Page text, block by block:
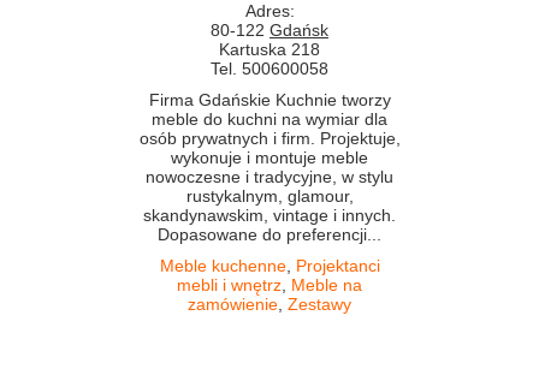
Adres:
80-122 Gdańsk
Kartuska 218
Tel. 500600058
Firma Gdańskie Kuchnie tworzy
meble do kuchni na wymiar dla
osób prywatnych i firm. Projektuje,
wykonuje i montuje meble
nowoczesne i tradycyjne, w stylu
rustykalnym, glamour,
skandynawskim, vintage i innych.
Dopasowane do preferencji...
Meble kuchenne, Projektanci
mebli i wnętrz Meble na
zamówienie Zestawy